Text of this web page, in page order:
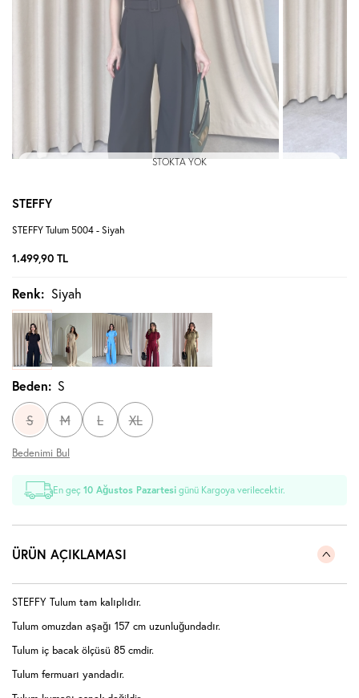
STOKTA YOK
STEFFY
STEFFY Tulum 5004 - Siyah
1.499,90 TL
Renk: Siyah
Beden: S
S M L XL
Bedenimi Bul
En geç10 Ağustos Pazartesi günü Kargoya verilecektir.
ÜRÜN AÇIKLAMASI
STEFFY Tulum tam kalıplıdır.
Tulum omuzdan aşağı 157 cm uzunluğundadır.
Tulum iç bacak ölçüsü 85 cmdir.
Tulum fermuarı yandadır.